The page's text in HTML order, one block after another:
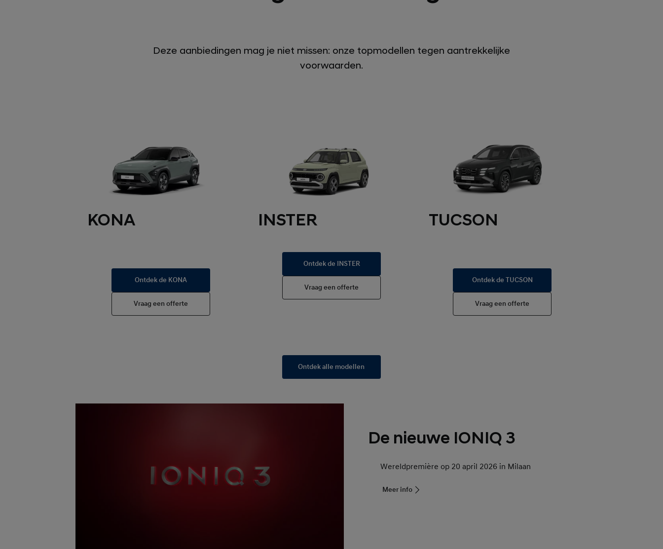
Deze aanbiedingen mag je niet missen: onze topmodellen tegen aantrekkelijke
voorwaarden.
KONA
Ontdek de KONA
Vraag een offerte
INSTER
Ontdek de INSTER
Vraag een offerte
TUCSON
Ontdek de TUCSON
Vraag een offerte
Ontdek alle modellen
De nieuwe IONIQ 3
Wereldpremière op 20 april 2026 in Milaan
Meer info